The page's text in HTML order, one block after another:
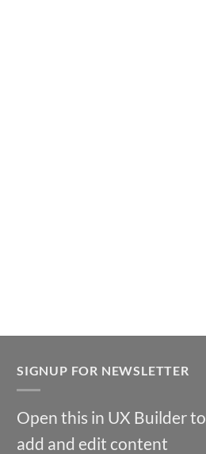
SIGNUP FOR NEWSLETTER
Open this in UX Builder to
add and edit content